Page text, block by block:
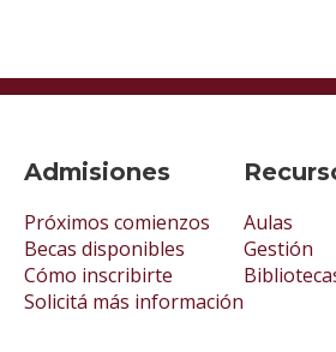
Admisiones
Próximos comienzos
Becas disponibles
Cómo inscribirte
Solicitá más información
Aulas
Gestión